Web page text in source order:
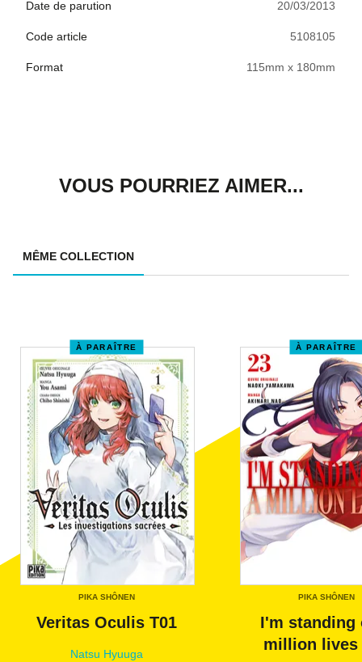
Date de parution 20/03/2013
Code article 5108105
Format 115mm x 180mm
VOUS POURRIEZ AIMER...
MÊME COLLECTION
À PARAÎTRE
PIKA SHÔNEN
Veritas Oculis T01
Natsu Hyuuga
À PARAÎTRE
PIKA SHÔNEN
I'm standing
million lives